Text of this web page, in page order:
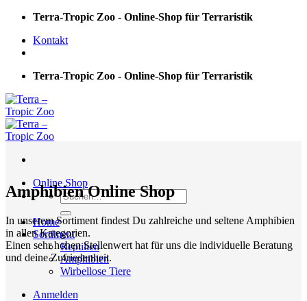
Skip
content
Terra-Tropic Zoo - Online-Shop für Terraristik
Kontakt
Terra-Tropic Zoo - Online-Shop für Terraristik
Online Shop
Suchen
nach:
Home
Sortiment
Reptilien
Amphibien
Wirbellose Tiere
Anmelden
Amphibien Online Shop
In unserem Sortiment findest Du zahlreiche und seltene Amphibien
in allen Kategorien.
Einen sehr hohen Stellenwert hat für uns die individuelle Beratung
und deine Zufriedenheit.